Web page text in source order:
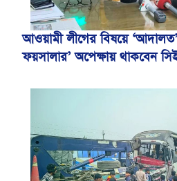
আওয়ামী লীগের বিষয়ে
ফয়সালার’ অপেক্ষায় থাকবেন